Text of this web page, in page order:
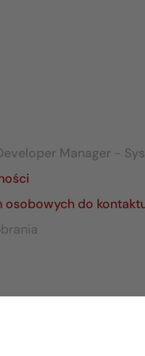
Manager -
osobowych do